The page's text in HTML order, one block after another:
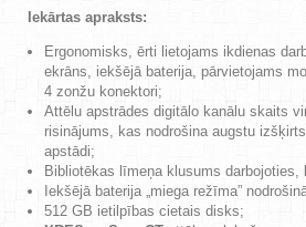
Iekārtas apraksts:
Ergonomisks, ērti lietojams ikdienas
ekrāns, iekšējā baterija, pārvietojams
4 zonžu konektori;
Attēlu apstrādes digitālo kanālu skaits
risinājums, kas nodrošina augstu
apstādi;
Bibliotēkas līmeņa klusums
Iekšējā baterija „miega režīma”
512 GB ietilpības cietais disks;